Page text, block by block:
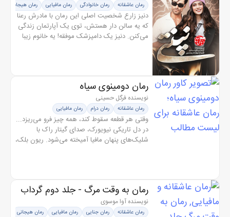
رمان عاشقانه رمان خانوادگی رمان مافیایی رمان هیجانی
دنیز زارع شخصیت اصلی این رمان با مادرش رعنا
که یه سالن دار هستش، توی یک آپارتمان زندگی
می‌کنن. دنیز یک دامپزشک موفقه! یه خانوم زیبا
رمان دومینوی سیاه
نویسنده فرگل حسینی
رمان عاشقانه رمان درام رمان مافیایی
وقتی هر قطعه سقوط کند، همه چیز فرو می‌ریزد...
در دل تاریکی نیویورک، صدای گیتار راک با
شلیک‌های پنهان مافیا آمیخته می‌شود. ریون بلک،
رمان به وقت مرگ - جلد دوم گرداب
خونین
نویسنده آوا موسوی
رمان عاشقانه رمان جنایی رمان مافیایی رمان هیجانی